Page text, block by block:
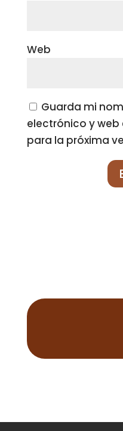
Web
Guarda mi
electrónico y
para la próxima